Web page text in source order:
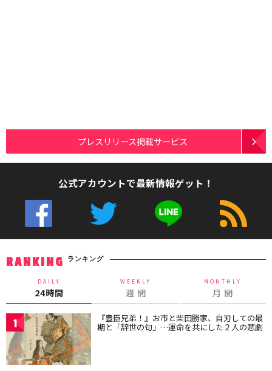
プレスリリース掲載サービス
公式アカウントで最新情報ゲット！
RANKING ランキング
DAILY
24時間
WEEKLY
週 間
MONTHLY
月 間
1 『豊臣兄弟！』お市と柴田勝家、自刃しての最
期と「辞世の句」…運命を共にした２人の悲劇